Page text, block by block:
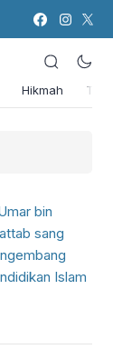
Hikmah